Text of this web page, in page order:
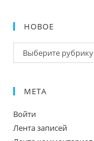
НОВОЕ
Новое
Выберите рубрику
МЕТА
Войти
Лента записей